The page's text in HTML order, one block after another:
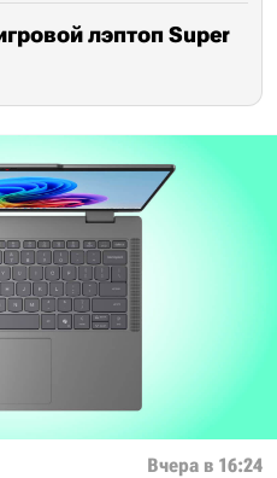
лэптоп Super
Вчера в 16:24